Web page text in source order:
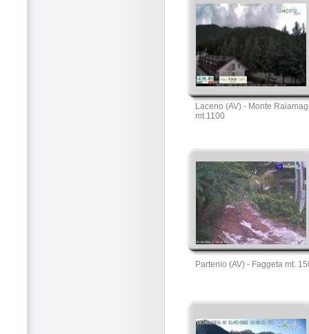
Laceno (AV) - Monte
mt.1100
Partenio (AV) - Faggeta mt.